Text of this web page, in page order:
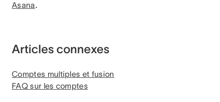
Asana.
Articles connexes
Comptes multiples et fusion
FAQ sur les comptes